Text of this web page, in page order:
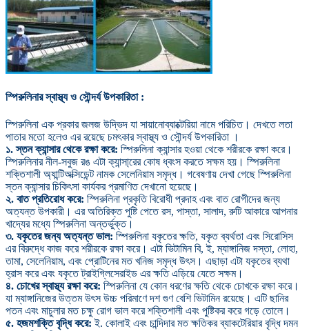
স্পিরুলিনার স্বাস্থ্য ও সৌন্দর্য উপকারিতা :
স্পিরুলিনা এক প্রকার জলজ উদ্ভিদ যা সায়ানোব্যাক্টেরিয়া নামে পরিচিত। দেখতে লতা
পাতার মতো হলেও এর রয়েছে চমৎকার স্বাস্থ্য ও সৌন্দর্য উপকারিতা ।
১. স্তন ক্যান্সার থেকে রক্ষা করে: স্পিরুলিনা ক্যান্সার হওয়া থেকে শরীরকে রক্ষা করে।
স্পিরুলিনার নীল-সবুজ রঙ এটা ক্যান্সা্রের কোষ ধ্বংস করতে সক্ষম হয়। স্পিরুলিনা
শক্তিশালী অ্যান্টিঅক্সিডেন্ট নামক সেলেনিয়াম সমৃদ্ধ। গবেষণায় দেখা গেছে স্পিরুলিনা
স্তন ক্যান্সার চিকিৎসা কার্যকর প্রমাণিত দেখানো হয়েছে।
২. বাত প্রতিরোধ করে: স্পিরুলিনা প্রকৃতি বিরোধী প্রদাহ এবং বাত রোগীদের জন্য
অত্যন্ত উপকারী। এর অতিরিক্ত পুষ্টি পেতে রস, পাস্তা, সালাদ, রুটি আকারে আপনার
খাদ্যের মধ্যে স্পিরুলিনা অন্তর্ভুক্ত।
৩. যকৃতের জন্য অত্যন্ত ভাল: স্পিরুলিনা যকৃতের ক্ষতি, যকৃত ব্যর্থতা এবং সিরোসিস
এর বিরুদ্ধে কাজ করে শরীরকে রক্ষা করে। এটা ভিটামিন বি, ই, ম্যাঙ্গানিজ দস্তা, লোহা,
তামা, সেলেনিয়াম, এবং প্রোটিনের মত খনিজ সমৃদ্ধ উৎস। এছাড়া এটা যকৃতের ব্যথা
হ্রাস করে এবং যকৃতে ট্রাইগ্লিসেরাইড এর ক্ষতি এড়িয়ে যেতে সক্ষম।
৪. চোখের স্বাস্থ্য রক্ষা করে: স্পিরুলিনা যে কোন ধরণের ক্ষতি থেকে চোখকে রক্ষা করে।
যা ম্যাঙ্গানিজের উত্তম উৎস উচ্চ পরিমাণে দশ গুণ বেশি ভিটামিন রয়েছে। এটি ছানির
পতন এবং মাচুলার মত চক্ষু রোগ ভাল করে শক্তিশালী এবং পুষ্টিকর করে গড়ে তোলে।
৫. হজমশক্তি বৃদ্ধি করে: ই. কোলাই এবং চান্দিদার মত ক্ষতিকর ব্যাকটেরিয়ার বৃদ্ধি দমন